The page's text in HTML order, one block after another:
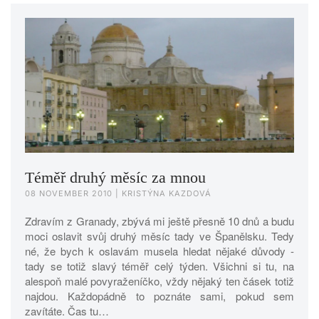
Téměř druhý měsíc za mnou
08 NOVEMBER 2010 | KRISTÝNA KAZDOVÁ
Zdravím z Granady, zbývá mi ještě přesně 10 dnů a budu
moci oslavit svůj druhý měsíc tady ve Španělsku. Tedy
né, že bych k oslavám musela hledat nějaké důvody -
tady se totiž slavý téměř celý týden. Všichni si tu, na
alespoň malé povyraženíčko, vždy nějaký ten čásek totiž
najdou. Každopádně to poznáte sami, pokud sem
zavítáte. Čas tu…